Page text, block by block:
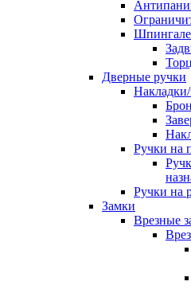
Дверные ручки
Накладки/
Ручки на
Ручки на
Замки
Врезные